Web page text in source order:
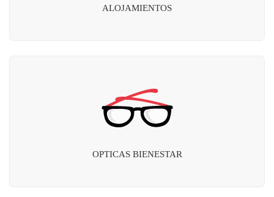
ALOJAMIENTOS
OPTICAS BIENESTAR